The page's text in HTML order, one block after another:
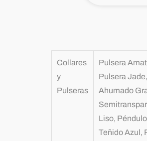
Collares
y
Pulseras
Pulsera
Pulsera
Ahumado
Liso,
Teñido Azul,